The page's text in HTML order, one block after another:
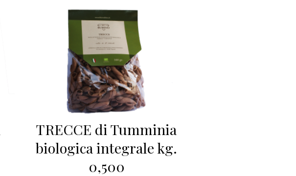
TRECCE di Tumminia
biologica integrale kg.
0,500